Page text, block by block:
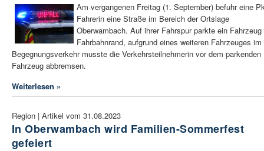
Am vergangenen Freitag (1. September) befuhr eine
Fahrerin eine Straße im Bereich der Ortslage
Oberwambach. Auf ihrer Fahrspur parkte ein Fahrzeug
Fahrbahnrand, aufgrund eines weiteren Fahrzeuges im
Begegnungsverkehr musste die Verkehrsteilnehmerin vor dem parkenden
Fahrzeug abbremsen.
Weiterlesen »
Region | Artikel vom 31.08.2023
In Oberwambach wird Familien-Sommerfest
gefeiert